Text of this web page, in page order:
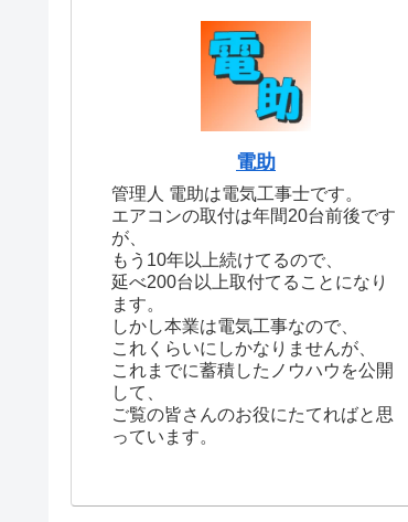
電助
管理人 電助は電気工事士です。
エアコンの取付は年間20台前後です
が、
もう10年以上続けてるので、
延べ200台以上取付てることになり
ます。
しかし本業は電気工事なので、
これくらいにしかなりませんが、
これまでに蓄積したノウハウを公開
して、
ご覧の皆さんのお役にたてればと思
っています。